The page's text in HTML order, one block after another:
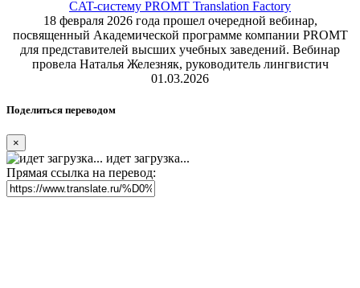
CAT-систему PROMT Translation Factory
18 февраля 2026 года прошел очередной вебинар,
посвященный Академической программе компании PROMT
для представителей высших учебных заведений. Вебинар
провела Наталья Железняк, руководитель лингвистич
01.03.2026
Поделиться переводом
×
идет загрузка...
Прямая ссылка на перевод: